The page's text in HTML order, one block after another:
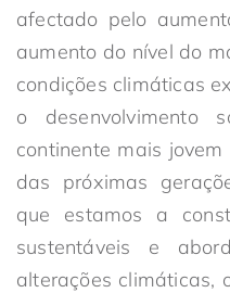
afectado pelo
aumento do nível do
condições climáticas
o desenvolvimento
continente mais
das próximas
que estamos a
sustentáveis e
alterações climáticas,